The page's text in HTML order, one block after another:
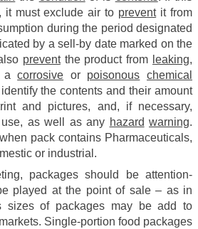
it must exclude air to preventit from
during the period designated
by a sell-by date marked on the
preventthe product from leaking,
acorrosive or poisonous chemical
the contents and their amount
and pictures, and, if necessary,
as well as any hazard warning.
pack contains Pharmaceuticals,
or industrial.
packages should be attention-
played at the point of sale – as in
sizes of packages may be add to
Single-portion food packages